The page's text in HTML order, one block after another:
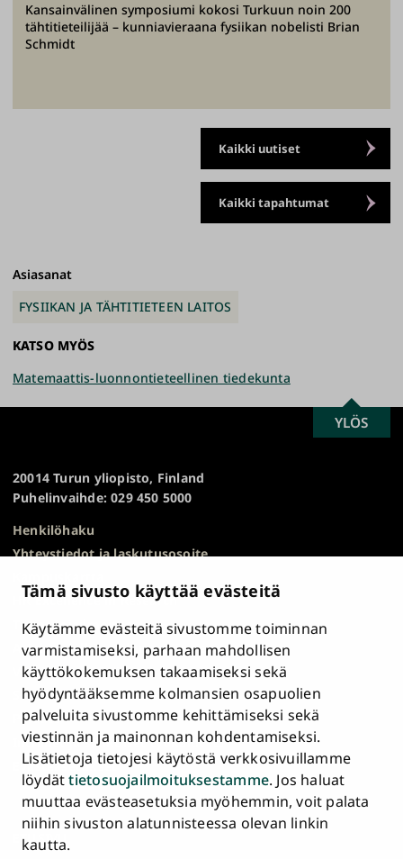
Tämä sivusto käyttää evästeitä
Käytämme evästeitä sivustomme toiminnan
varmistamiseksi, parhaan mahdollisen
käyttökokemuksen takaamiseksi sekä
hyödyntääksemme kolmansien osapuolien
palveluita sivustomme kehittämiseksi sekä
viestinnän ja mainonnan kohdentamiseksi.
Lisätietoja tietojesi käytöstä verkkosivuillamme
löydättietosuojailmoituksestamme. Jos haluat
muuttaa evästeasetuksia myöhemmin, voit palata
niihin sivuston alatunnisteessa olevan linkin
kautta.
Kansainvälinen symposiumi kokosi Turkuun noin 200
tähtitieteilijää – kunniavieraana fysiikan nobelisti Brian
Schmidt
Kaikki uutiset
Kaikki tapahtumat
Asiasanat
FYSIIKAN JA TÄHTITIETEEN LAITOS
KATSO MYÖS
Matemaattis-luonnontieteellinen tiedekunta
20014 Turun yliopisto, Finland
Puhelinvaihde: 029 450 5000
Henkilöhaku
Yhteystiedot ja laskutusosoite
HR Excellence in Research
Tietosuojailmoitus
Asiakirjajulkisuuskuvaus ja tietopyynnöt
Väärinkäytösepäilyt
Saavutettavuusseloste
Palaute
Intranet ja sähköiset työkalut
Evästeasetukset
Päävalikko
ETUSIVU
Turun
yliopisto
Turun
yliopisto
TurunTurunTurunTurun
SCROLL
TO
YLÖS